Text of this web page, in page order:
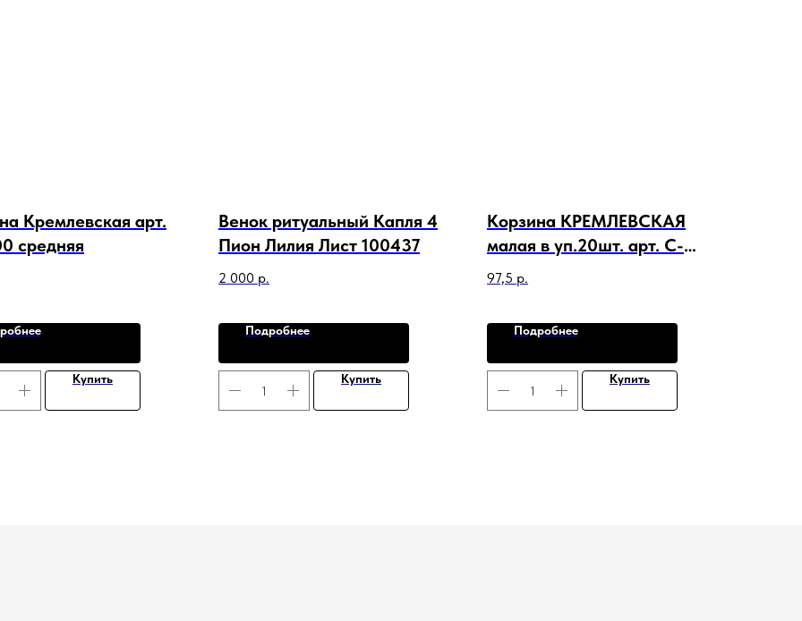
Кремлевская арт.
средняя
Купить
Венок ритуальный Капля 4
Пион Лилия Лист 100437
2 000 р.
Подробнее
Купить
Корзина КРЕМЛЕВСКАЯ
малая в уп.20шт. арт. C-
21101
97,5 р.
Подробнее
Купить